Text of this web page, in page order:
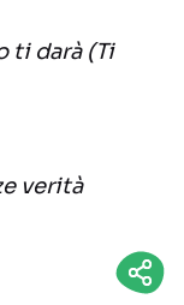
ti darà (Ti
verità